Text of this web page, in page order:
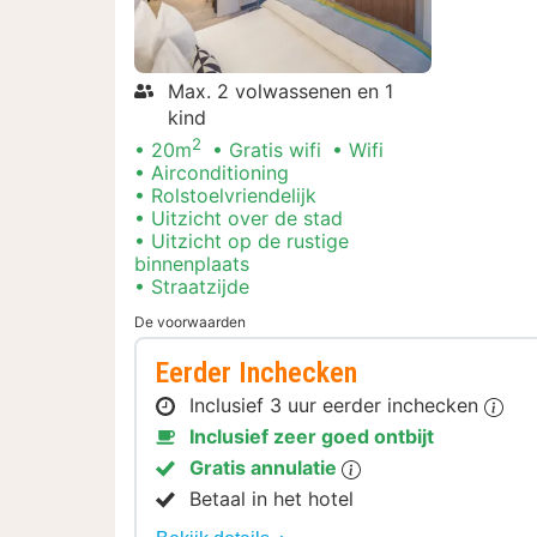
Max. 2 volwassenen en 1
kind
20m2 Gratis wifi
Wifi
Airconditioning
Rolstoelvriendelijk
Uitzicht over de stad
Uitzicht op de rustige
binnenplaats
Straatzijde
De voorwaarden
Eerder Inchecken
Inclusief 3 uur eerder inchecken
Inclusief zeer goed ontbijt
Gratis annulatie
Betaal in het hotel